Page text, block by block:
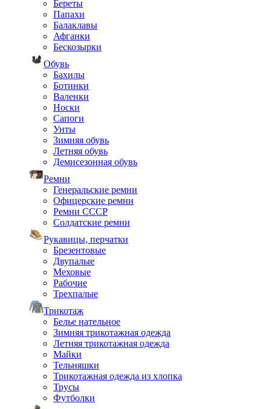
Береты
Папахи
Балаклавы
Афганки
Бескозырки
Обувь
Бахилы
Ботинки
Валенки
Носки
Сапоги
Унты
Зимняя обувь
Летняя обувь
Демисезонная обувь
Ремни
Генеральские ремни
Офицерские ремни
Ремни СССР
Солдатские ремни
Рукавицы, перчатки
Брезентовые
Двупалые
Меховые
Рабочие
Трехпалые
Трикотаж
Белье нательное
Зимняя трикотажная одежда
Летняя трикотажная одежда
Майки
Тельняшки
Трикотажная одежда из хлопка
Трусы
Футболки